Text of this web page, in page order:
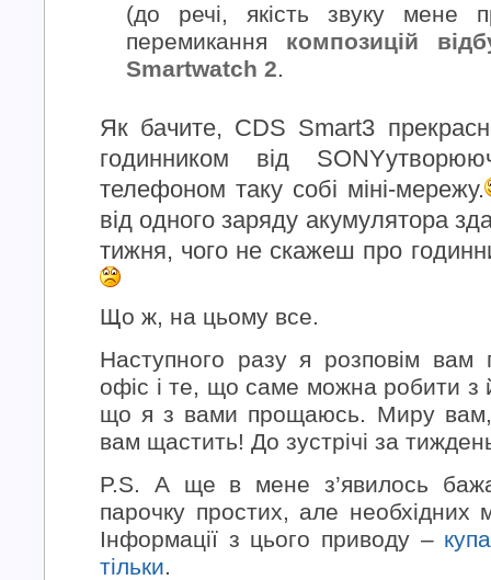
(до речі, якість звуку мене
перемикання композицій
Smartwatch 2.
Як бачите, CDS Smart3
годинником від
телефоном таку собі міні-мережу.
від одного заряду акумулятора
тижня, чого не скажеш про
Що ж, на цьому все.
Наступного разу я розповім
офіс і те, що саме можна робити з
що я з вами прощаюсь. Миру вам,
вам щастить! До зустрічі за
P.S. А ще в мене з’явилось
парочку простих, але необхідних
Інформації з цього приводу – купа
тільки.